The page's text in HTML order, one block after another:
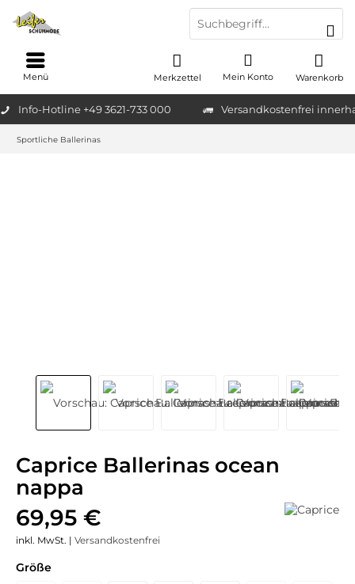
Info-Hotline +49 3621-733 000 Versandkostenfrei
Warenkorb
Merkzettel Mein Konto
Menü
Sportliche Ballerinas
Caprice Ballerinas ocean
nappa
69,95 €
inkl. MwSt. | Versandkostenfrei
Größe